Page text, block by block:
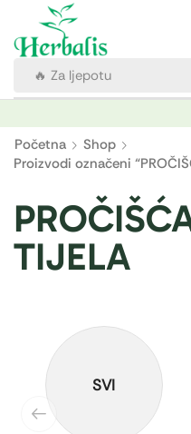
🔥 Za ljepotu
Početna
Shop
Proizvodi označeni
TIJELA
SVI